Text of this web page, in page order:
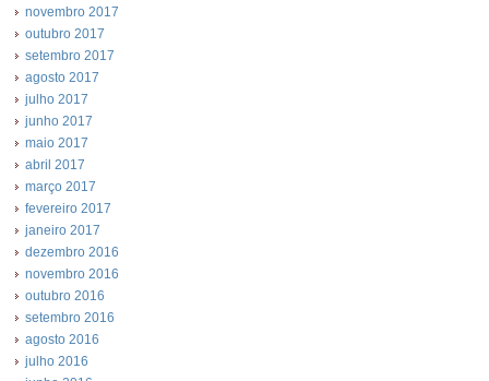
novembro 2017
outubro 2017
setembro 2017
agosto 2017
julho 2017
junho 2017
maio 2017
abril 2017
março 2017
fevereiro 2017
janeiro 2017
dezembro 2016
novembro 2016
outubro 2016
setembro 2016
agosto 2016
julho 2016